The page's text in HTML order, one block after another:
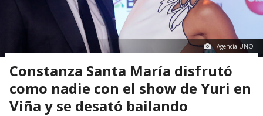
Agencia UNO
Constanza Santa María disfrutó
como nadie con el show de Yuri en
Viña y se desató bailando